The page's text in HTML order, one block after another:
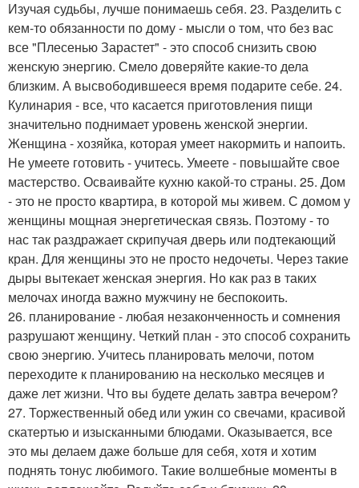
Изучая судьбы, лучше понимаешь себя. 23. Разделить с
кем-то обязанности по дому - мысли о том, что без вас
все "Плесенью Зарастет" - это способ снизить свою
женскую энергию. Смело доверяйте какие-то дела
близким. А высвободившееся время подарите себе. 24.
Кулинария - все, что касается приготовления пищи
значительно поднимает уровень женской энергии.
Женщина - хозяйка, которая умеет накормить и напоить.
Не умеете готовить - учитесь. Умеете - повышайте свое
мастерство. Осваивайте кухню какой-то страны. 25. Дом
- это не просто квартира, в которой мы живем. С домом у
женщины мощная энергетическая связь. Поэтому - то
нас так раздражает скрипучая дверь или подтекающий
кран. Для женщины это не просто недочеты. Через такие
дыры вытекает женская энергия. Но как раз в таких
мелочах иногда важно мужчину не беспокоить.
26. планирование - любая незаконченность и сомнения
разрушают женщину. Четкий план - это способ сохранить
свою энергию. Учитесь планировать мелочи, потом
переходите к планированию на несколько месяцев и
даже лет жизни. Что вы будете делать завтра вечером?
27. Торжественный обед или ужин со свечами, красивой
скатертью и изысканными блюдами. Оказывается, все
это мы делаем даже больше для себя, хотя и хотим
поднять тонус любимого. Такие волшебные моменты в